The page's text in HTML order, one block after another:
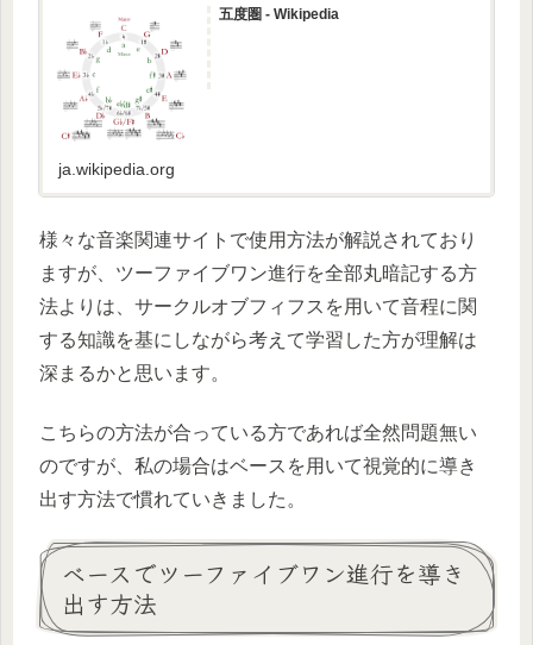
五度圏 - Wikipedia
ja.wikipedia.org
様々な音楽関連サイトで使用方法が解説されており
ますが、ツーファイブワン進行を全部丸暗記する方
法よりは、サークルオブフィフスを用いて音程に関
する知識を基にしながら考えて学習した方が理解は
深まるかと思います。
こちらの方法が合っている方であれば全然問題無い
のですが、私の場合はベースを用いて視覚的に導き
出す方法で慣れていきました。
ベースでツーファイブワン進行を導き
出す方法